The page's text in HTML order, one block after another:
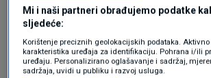
Drugi su istaknuli kako je
predsjednik SAD-a toliko dugo
nastupa.
Mi i naši partneri obrađujemo podatke
sljedeće:
Korištenje preciznih geolokacijskih podataka.
karakteristika uređaja za identifikaciju. Pohrana i/ili
uređaju. Personalizirano oglašavanje i sadržaj,
sadržaja, uvidi u publiku i razvoj usluga.